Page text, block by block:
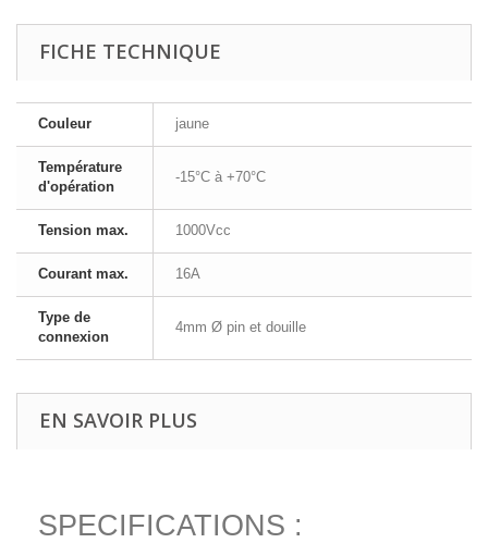
FICHE TECHNIQUE
Couleur jaune
Température
d'opération
-15°C à +70°C
Tension max. 1000Vcc
Courant max. 16A
Type de
connexion
4mm Ø pin et douille
EN SAVOIR PLUS
SPECIFICATIONS :